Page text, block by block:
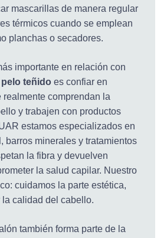
mascarillas de manera regular
térmicos cuando se emplean
planchas o secadores.
importante en relación con
teñido es confiar en
realmente comprendan la
y trabajen con productos
estamos especializados en
barros minerales y tratamientos
la fibra y devuelven
la salud capilar. Nuestro
cuidamos la parte estética,
calidad del cabello.
también forma parte de la